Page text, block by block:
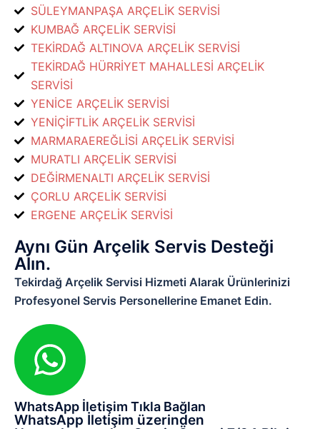
SÜLEYMANPAŞA ARÇELİK SERVİSİ
KUMBAĞ ARÇELİK SERVİSİ
TEKİRDAĞ ALTINOVA ARÇELİK SERVİSİ
TEKİRDAĞ HÜRRİYET MAHALLESİ ARÇELİK
SERVİSİ
YENİCE ARÇELİK SERVİSİ
YENİÇİFTLİK ARÇELİK SERVİSİ
MARMARAEREĞLİSİ ARÇELİK SERVİSİ
MURATLI ARÇELİK SERVİSİ
DEĞİRMENALTI ARÇELİK SERVİSİ
ÇORLU ARÇELİK SERVİSİ
ERGENE ARÇELİK SERVİSİ
Aynı Gün Arçelik Servis Desteği
Alın.
Tekirdağ Arçelik Servisi Hizmeti Alarak Ürünlerinizi
Profesyonel Servis Personellerine Emanet Edin.
WhatsApp İletişim Tıkla Bağlan
WhatsApp İletişim üzerinden